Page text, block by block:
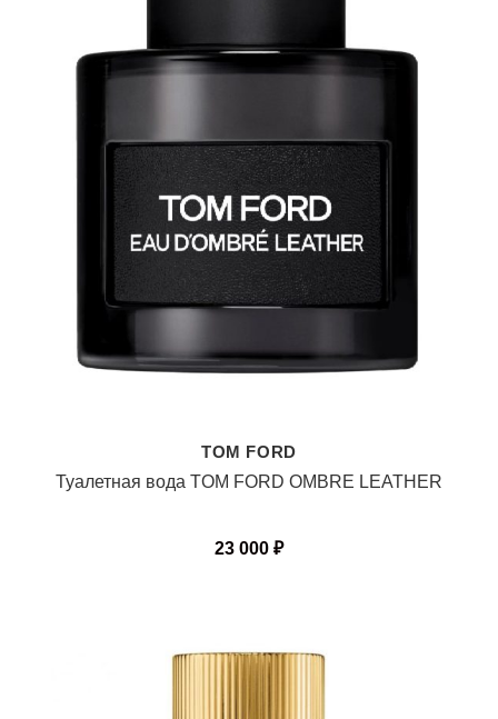
TOM FORD
Туалетная вода TOM FORD OMBRE LEATHER
23 000 ₽